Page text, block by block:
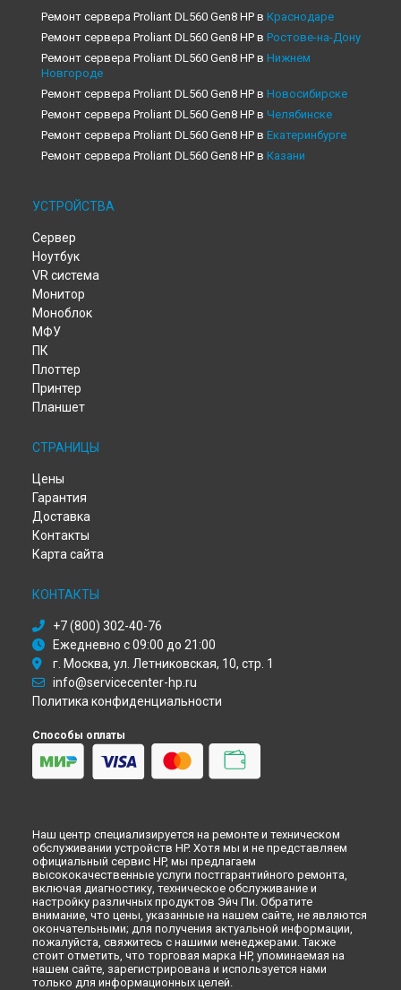
Ремонт сервера Proliant DL560 Gen8 HP в Краснодаре
Ремонт сервера Proliant DL560 Gen8 HP в Ростове-на-Дону
Ремонт сервера Proliant DL560 Gen8 HP в Нижнем
Новгороде
Ремонт сервера Proliant DL560 Gen8 HP в Новосибирске
Ремонт сервера Proliant DL560 Gen8 HP в Челябинске
Ремонт сервера Proliant DL560 Gen8 HP в Екатеринбурге
Ремонт сервера Proliant DL560 Gen8 HP в Казани
Ремонт сервера Proliant DL560 Gen8 HP в
Ремонт сервера Proliant DL560 Gen8 HP в
Ремонт сервера Proliant DL560 Gen8 HP в
Ремонт сервера Proliant DL560 Gen8 HP в
Ремонт сервера Proliant DL560 Gen8 HP в
Ремонт сервера Proliant DL560 Gen8 HP в
Ремонт сервера Proliant DL560 Gen8 HP в
Ремонт сервера Proliant DL560 Gen8 HP в
Ремонт сервера Proliant DL560 Gen8 HP в
Ремонт сервера Proliant DL560 Gen8 HP в
Ремонт сервера Proliant DL560 Gen8 HP в
Ремонт сервера Proliant DL560 Gen8 HP в
Ремонт сервера Proliant DL560 Gen8 HP в
Ремонт сервера Proliant DL560 Gen8 HP в
УСТРОЙСТВА
Сервер
Ноутбук
VR система
Монитор
Моноблок
МФУ
ПК
Плоттер
Принтер
Планшет
СТРАНИЦЫ
Цены
Гарантия
Доставка
Контакты
Карта сайта
КОНТАКТЫ
+7 (800) 302-40-76
Ежедневно с 09:00 до 21:00
г. Москва, ул. Летниковская, 10, стр. 1
info@servicecenter-hp.ru
Политика конфиденциальности
Способы оплаты
Наш центр специализируется на ремонте и техническом
обслуживании устройств HP. Хотя мы и не представляем
официальный сервис HP, мы предлагаем
высококачественные услуги постгарантийного ремонта,
включая диагностику, техническое обслуживание и
настройку различных продуктов Эйч Пи. Обратите
внимание, что цены, указанные на нашем сайте, не являются
окончательными; для получения актуальной информации,
пожалуйста, свяжитесь с нашими менеджерами. Также
стоит отметить, что торговая марка HP, упоминаемая на
нашем сайте, зарегистрирована и используется нами
только для информационных целей.